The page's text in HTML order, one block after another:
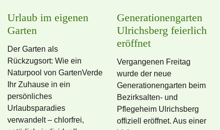
Urlaub im eigenen
Garten
Der Garten als
Rückzugsort: Wie ein
Naturpool von GartenVerde
Ihr Zuhause in ein
persönliches
Urlaubsparadies
verwandelt – chlorfrei,
Generationengarten
Ulrichsberg feierlich
eröffnet
Vergangenen Freitag
wurde der neue
Generationengarten beim
Bezirksalten- und
Pflegeheim Ulrichsberg
offiziell eröffnet. Aus einer